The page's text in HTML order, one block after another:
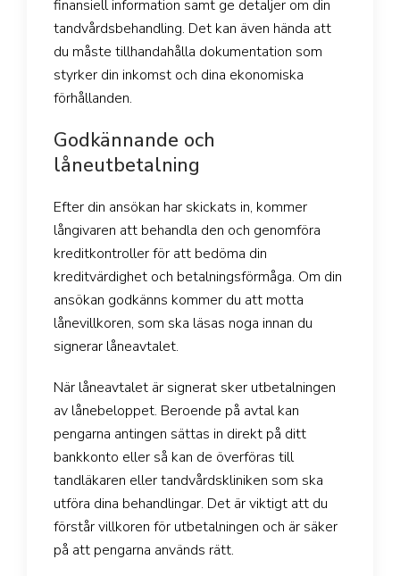
finansiell information samt ge detaljer om din
tandvårdsbehandling. Det kan även hända att
du måste tillhandahålla dokumentation som
styrker din inkomst och dina ekonomiska
förhållanden.
Godkännande och
låneutbetalning
Efter din ansökan har skickats in, kommer
långivaren att behandla den och genomföra
kreditkontroller för att bedöma din
kreditvärdighet och betalningsförmåga. Om din
ansökan godkänns kommer du att motta
lånevillkoren, som ska läsas noga innan du
signerar låneavtalet.
När låneavtalet är signerat sker utbetalningen
av lånebeloppet. Beroende på avtal kan
pengarna antingen sättas in direkt på ditt
bankkonto eller så kan de överföras till
tandläkaren eller tandvårdskliniken som ska
utföra dina behandlingar. Det är viktigt att du
förstår villkoren för utbetalningen och är säker
på att pengarna används rätt.